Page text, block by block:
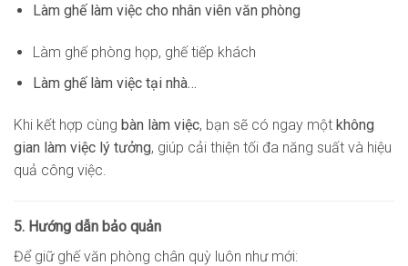
Làm ghế làm việc cho nhân viên văn phòng
Làm ghế phòng họp, ghế tiếp khách
Làm ghế làm việc tại nhà…
Khi kết hợp cùng bàn làm việc, bạn sẽ có ngay một không
gian làm việc lý tưởng, giúp cải thiện tối đa năng suất và hiệu
quả công việc.
5. Hướng dẫn bảo quản
Để giữ ghế văn phòng chân quỳ luôn như mới: